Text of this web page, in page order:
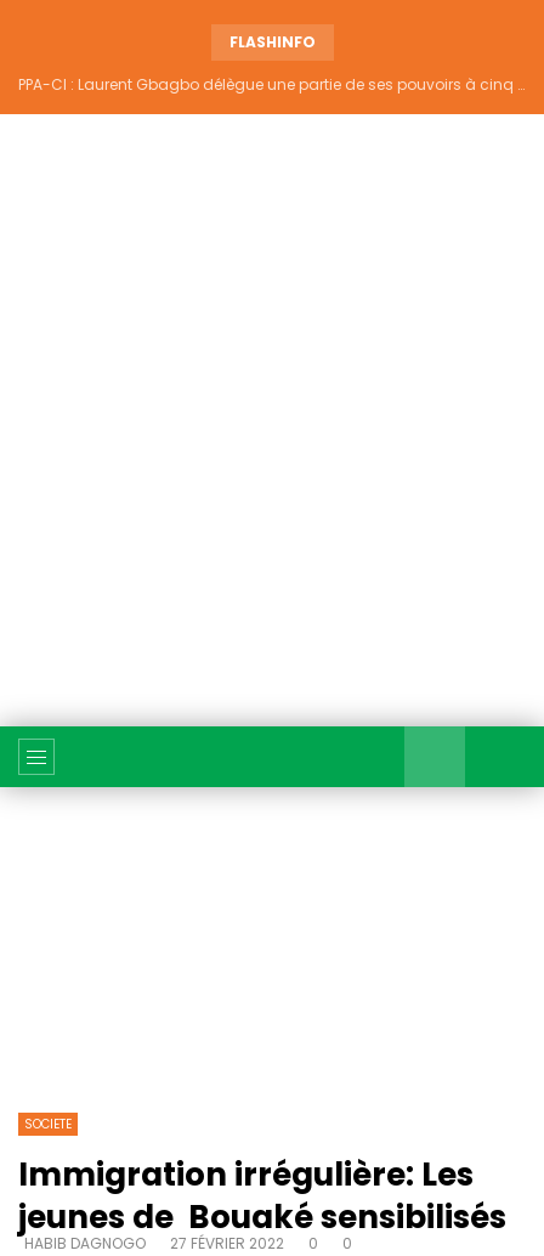
FLASHINFO
PPA-CI : Laurent Gbagbo délègue une partie de ses pouvoirs à cinq hauts responsables du parti, voici la liste officielle
SOCIETE
Immigration irrégulière: Les
jeunes de Bouaké sensibilisés
HABIB DAGNOGO 27 FÉVRIER 2022 0 0